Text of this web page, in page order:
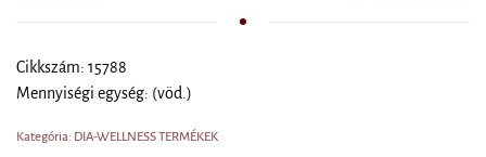
Cikkszám: 15788
Mennyiségi egység: (vöd.)
Kategória: DIA-WELLNESS TERMÉKEK